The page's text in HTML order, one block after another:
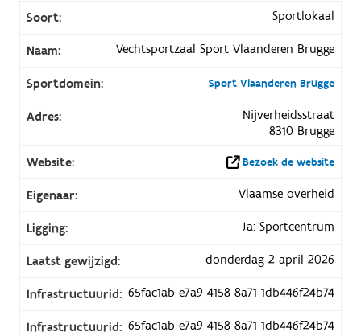
Soort: Sportlokaal
Naam: Vechtsportzaal Sport Vlaanderen Brugge
Sportdomein: Sport Vlaanderen Brugge
Adres:
Nijverheidsstraat
8310 Brugge
Website:
Bezoek de website
Eigenaar: Vlaamse overheid
Ligging: Ja: Sportcentrum
Laatst gewijzigd: donderdag 2 april 2026
Infrastructuurid: 65fac1ab-e7a9-4158-8a71-1db446f24b74
Infrastructuurid: 65fac1ab-e7a9-4158-8a71-1db446f24b74